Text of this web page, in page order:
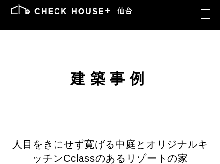
建築事例
人目をきにせず寛げる中庭とオリジナルキ
ッチンCclassのあるリゾートの家